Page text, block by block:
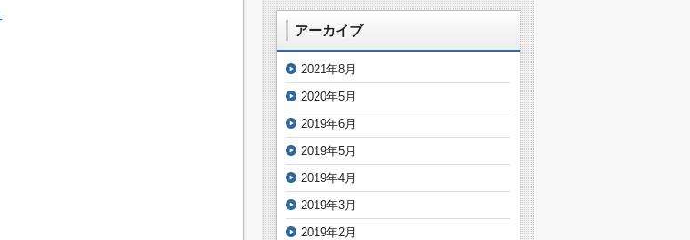
アーカイブ
2021年8月
2020年5月
2019年6月
2019年5月
2019年4月
2019年3月
2019年2月